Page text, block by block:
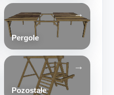
Pergole
Pozostałe